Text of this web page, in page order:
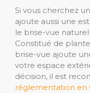
Si vous cherchez
ajoute aussi une
le brise-vue
Constitué de
brise-vue ajoute
votre espace
décision, il est
réglementation en